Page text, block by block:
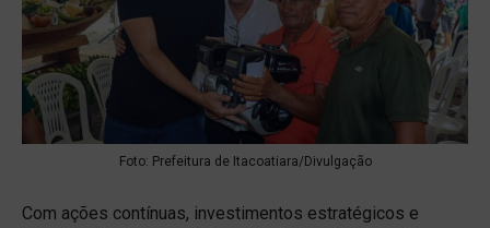
Foto: Prefeitura de Itacoatiara/Divulgação
Com ações contínuas, investimentos estratégicos e